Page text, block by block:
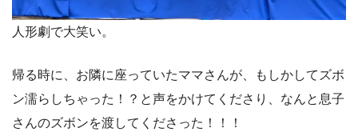
人形劇で大笑い。
帰る時に、お隣に座っていたママさんが、もしかしてズボ
ン濡らしちゃった！？と声をかけてくださり、なんと息子
さんのズボンを渡してくださった！！！